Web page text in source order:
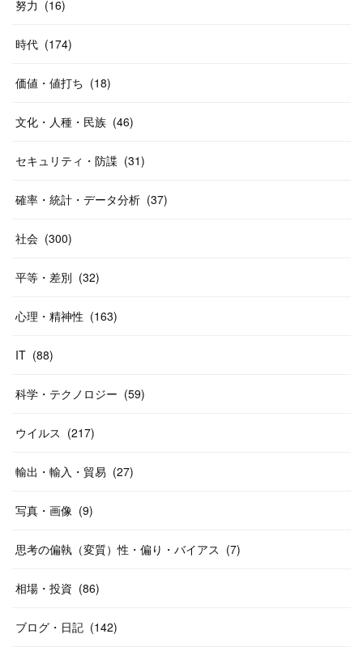
努力 (16)
時代 (174)
価値・値打ち (18)
文化・人種・民族 (46)
セキュリティ・防諜 (31)
確率・統計・データ分析 (37)
社会 (300)
平等・差別 (32)
心理・精神性 (163)
IT (88)
科学・テクノロジー (59)
ウイルス (217)
輸出・輸入・貿易 (27)
写真・画像 (9)
思考の偏執（変質）性・偏り・バイアス (7)
相場・投資 (86)
ブログ・日記 (142)